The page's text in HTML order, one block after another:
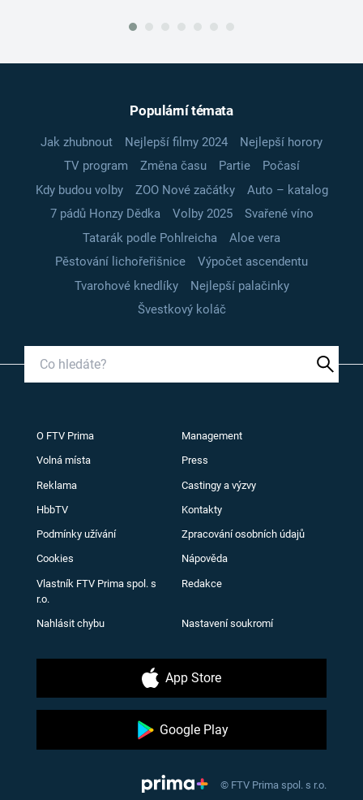
Populární témata
Jak zhubnout Nejlepší filmy 2024
Nejlepší horory
TV program
Změna času Partie
Počasí
Kdy budou volby
ZOO Nové začátky
Auto – katalog
7 pádů Honzy Dědka
Volby 2025
Svařené víno
Tatarák podle Pohlreicha
Aloe vera
Pěstování lichořeřišnice
Výpočet ascendentu
Tvarohové knedlíky
Nejlepší palačinky
Švestkový koláč
O FTV Prima Management
Volná místa Press
Reklama Castingy a výzvy
HbbTV Kontakty
Podmínky užívání Zpracování osobních údajů
Cookies Nápověda
Vlastník FTV Prima spol. s
r.o.
Redakce
Nahlásit chybu Nastavení soukromí
App Store
Google Play
© FTV Prima spol. s r.o.